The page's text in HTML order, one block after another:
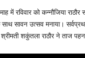
में रविवार को कन्नौजिया
सावन उत्सव मनाया।
शकुंतला राठौर ने ताज